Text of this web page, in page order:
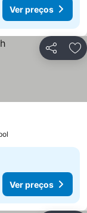
Ver preços
Partilhar
Ver preços